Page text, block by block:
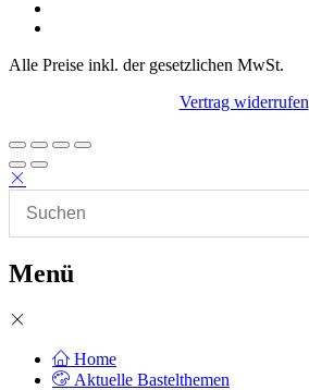
Alle Preise inkl. der gesetzlichen MwSt.
Vertrag widerrufen
Menü
Home
Aktuelle Bastelthemen